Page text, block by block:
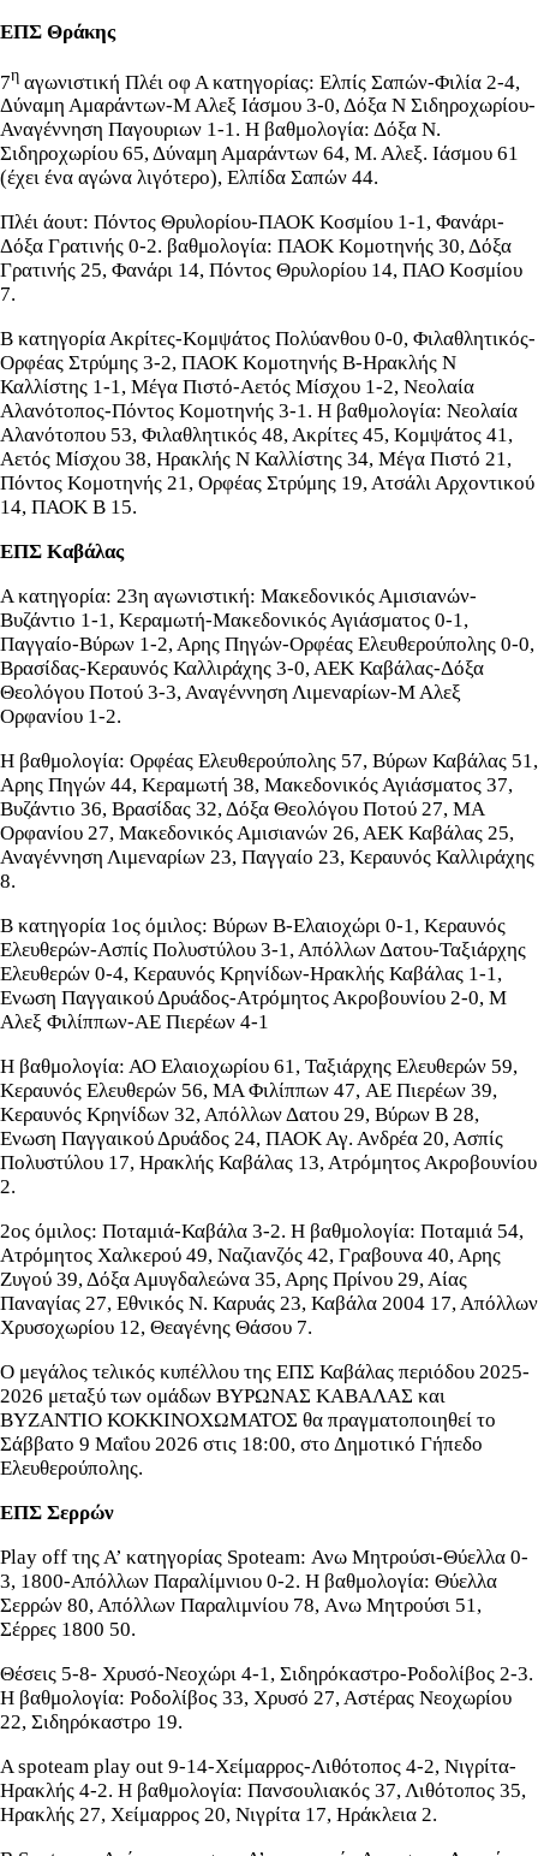
ΕΠΣ Θράκης
7η αγωνιστική Πλέι οφ Α κατηγορίας: Ελπίς Σαπών-Φιλία 2-4,
Δύναμη Αμαράντων-Μ Αλεξ Ιάσμου 3-0, Δόξα Ν Σιδηροχωρίου-
Αναγέννηση Παγουριων 1-1. Η βαθμολογία: Δόξα Ν.
Σιδηροχωρίου 65, Δύναμη Αμαράντων 64, Μ. Αλεξ. Ιάσμου 61
(έχει ένα αγώνα λιγότερο), Ελπίδα Σαπών 44.
Πλέι άουτ: Πόντος Θρυλορίου-ΠΑΟΚ Κοσμίου 1-1, Φανάρι-
Δόξα Γρατινής 0-2. βαθμολογία: ΠΑΟΚ Κομοτηνής 30, Δόξα
Γρατινής 25, Φανάρι 14, Πόντος Θρυλορίου 14, ΠΑΟ Κοσμίου
7.
Β κατηγορία Ακρίτες-Κομψάτος Πολύανθου 0-0, Φιλαθλητικός-
Ορφέας Στρύμης 3-2, ΠΑΟΚ Κομοτηνής Β-Ηρακλής Ν
Καλλίστης 1-1, Μέγα Πιστό-Αετός Μίσχου 1-2, Νεολαία
Αλανότοπος-Πόντος Κομοτηνής 3-1. Η βαθμολογία: Νεολαία
Αλανότοπου 53, Φιλαθλητικός 48, Ακρίτες 45, Koμψάτος 41,
Αετός Μίσχου 38, Ηρακλής Ν Καλλίστης 34, Mέγα Πιστό 21,
Πόντος Κομοτηνής 21, Oρφέας Στρύμης 19, Ατσάλι Αρχοντικού
14, ΠΑΟΚ Β 15.
ΕΠΣ Καβάλας
Α κατηγορία: 23η αγωνιστική: Μακεδονικός Αμισιανών-
Βυζάντιο 1-1, Κεραμωτή-Μακεδονικός Αγιάσματος 0-1,
Παγγαίο-Βύρων 1-2, Αρης Πηγών-Ορφέας Ελευθερούπολης 0-0,
Βρασίδας-Κεραυνός Καλλιράχης 3-0, ΑΕΚ Καβάλας-Δόξα
Θεολόγου Ποτού 3-3, Αναγέννηση Λιμεναρίων-Μ Αλεξ
Ορφανίου 1-2.
Η βαθμολογία: Ορφέας Ελευθερούπολης 57, Βύρων Καβάλας 51,
Aρης Πηγών 44, Κεραμωτή 38, Μακεδονικός Αγιάσματος 37,
Βυζάντιο 36, Βρασίδας 32, Δόξα Θεολόγου Ποτού 27, ΜΑ
Ορφανίου 27, Μακεδονικός Αμισιανών 26, ΑΕΚ Καβάλας 25,
Αναγέννηση Λιμεναρίων 23, Παγγαίο 23, Κεραυνός Καλλιράχης
8.
Β κατηγορία 1ος όμιλος: Βύρων Β-Ελαιοχώρι 0-1, Κεραυνός
Ελευθερών-Ασπίς Πολυστύλου 3-1, Απόλλων Δατου-Ταξιάρχης
Ελευθερών 0-4, Κεραυνός Κρηνίδων-Ηρακλής Καβάλας 1-1,
Ενωση Παγγαικού Δρυάδος-Ατρόμητος Ακροβουνίου 2-0, Μ
Αλεξ Φιλίππων-ΑΕ Πιερέων 4-1
Η βαθμολογία: ΑΟ Ελαιοχωρίου 61, Ταξιάρχης Ελευθερών 59,
Κεραυνός Ελευθερών 56, MA Φιλίππων 47, AE Πιερέων 39,
Κεραυνός Κρηνίδων 32, Απόλλων Δατου 29, Βύρων Β 28,
Ενωση Παγγαικού Δρυάδος 24, ΠΑΟΚ Αγ. Ανδρέα 20, Ασπίς
Πολυστύλου 17, Ηρακλής Καβάλας 13, Ατρόμητος Ακροβουνίου
2.
2ος όμιλος: Ποταμιά-Καβάλα 3-2. Η βαθμολογία: Ποταμιά 54,
Ατρόμητος Χαλκερού 49, Ναζιανζός 42, Γραβουνα 40, Αρης
Ζυγού 39, Δόξα Αμυγδαλεώνα 35, Αρης Πρίνου 29, Αίας
Παναγίας 27, Εθνικός Ν. Καρυάς 23, Καβάλα 2004 17, Απόλλων
Χρυσοχωρίου 12, Θεαγένης Θάσου 7.
Ο μεγάλος τελικός κυπέλλου της ΕΠΣ Καβάλας περιόδου 2025-
2026 μεταξύ των ομάδων ΒΥΡΩΝΑΣ ΚΑΒΑΛΑΣ και
ΒΥΖΑΝΤΙΟ ΚΟΚΚΙΝΟΧΩΜΑΤΟΣ θα πραγματοποιηθεί το
Σάββατο 9 Μαΐου 2026 στις 18:00, στο Δημοτικό Γήπεδο
Ελευθερούπολης.
ΕΠΣ Σερρών
Play off της Α’ κατηγορίας Spoteam: Ανω Μητρούσι-Θύελλα 0-
3, 1800-Απόλλων Παραλίμνιου 0-2. Η βαθμολογία: Θύελλα
Σερρών 80, Απόλλων Παραλιμνίου 78, Aνω Μητρούσι 51,
Σέρρες 1800 50.
Θέσεις 5-8- Χρυσό-Νεοχώρι 4-1, Σιδηρόκαστρο-Ροδολίβος 2-3.
Η βαθμολογία: Ροδολίβος 33, Χρυσό 27, Αστέρας Νεοχωρίου
22, Σιδηρόκαστρο 19.
A spoteam play out 9-14-Χείμαρρος-Λιθότοπος 4-2, Νιγρίτα-
Ηρακλής 4-2. Η βαθμολογία: Πανσουλιακός 37, Λιθότοπος 35,
Ηρακλής 27, Χείμαρρος 20, Νιγρίτα 17, Ηράκλεια 2.